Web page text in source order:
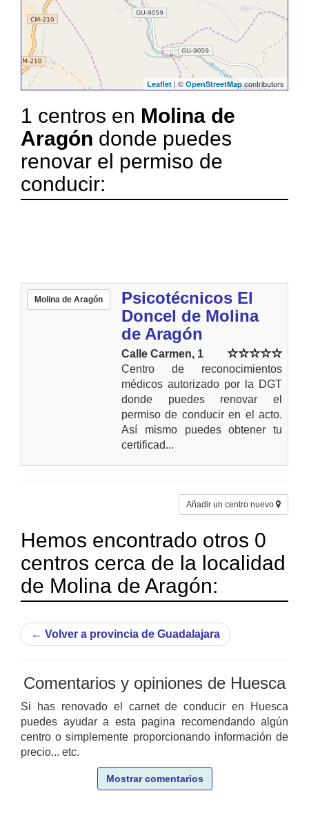
Leaflet | © OpenStreetMapcontributors
1 centros en Molina de
Aragón donde puedes
renovar el permiso de
conducir:
Molina de Aragón
Psicotécnicos El
Doncel de Molina
de Aragón
Calle Carmen, 1
Centro de reconocimientos
médicos autorizado por la DGT
donde puedes renovar el
permiso de conducir en el acto.
Así mismo puedes obtener tu
certificad...
Añadir un centro nuevo
Hemos encontrado otros 0
centros cerca de la localidad
de Molina de Aragón:
← Volver a provincia de Guadalajara
Comentarios y opiniones de Huesca
Si has renovado el carnet de conducir en Huesca
puedes ayudar a esta pagina recomendando algún
centro o simplemente proporcionando información de
precio... etc.
Mostrar comentarios